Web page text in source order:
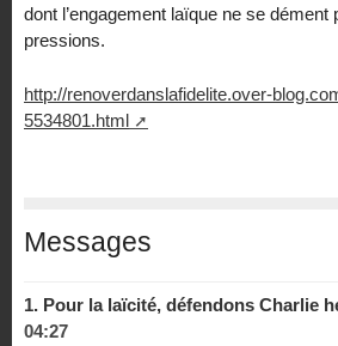
dont l’engagement laïque ne se dément
pressions.
http://renoverdanslafidelite.over-
5534801.html
Messages
1. Pour la laïcité, défendons Charlie
04:27